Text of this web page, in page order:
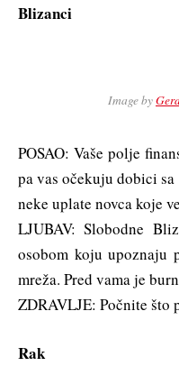
Blizanci
Image by
POSAO: Vaše polje
pa vas očekuju dobici
neke uplate novca koje
LJUBAV: Slobodne
osobom koju upoznaju
mreža. Pred vama je
ZDRAVLJE: Počnite što
Rak